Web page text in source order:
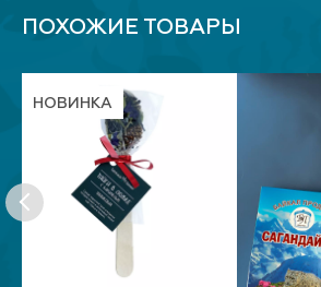
ПОХОЖИЕ ТОВАРЫ
НОВИНКА